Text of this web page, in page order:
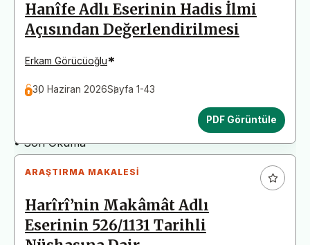
düzenlendiğinden emin olunuz.
Yayın İnceleme Süreci (Yaklaşık 130 Gün)
• Editör İncelemesi
• Şekilsel ve Etik Ön İnceleme
• Son Okuma
Hanîfe Adlı Eserinin Hadis İlmi
Açısından Değerlendirilmesi
Erkam Görücüoğlu*
30 Haziran 2026Sayfa 1-43
PDF Görüntüle
ARAŞTIRMA MAKALESI
Harîrî’nin Makâmât Adlı
Eserinin 526/1131 Tarihli